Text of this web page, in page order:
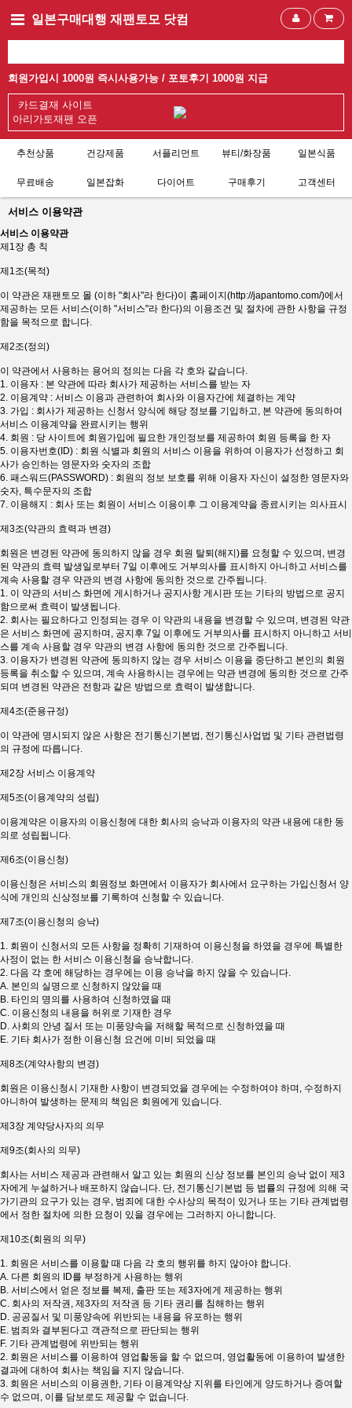
일본구매대행 재팬토모 닷컴
회원가입시 1000원 즉시사용가능 / 포토후기 1000원 지급
카드결재 사이트
아리가토재팬 오픈
추천상품 건강제품 서플리먼트 뷰티/화장품 일본식품
무료배송 일본잡화 다이어트 구매후기 고객센터
서비스 이용약관
서비스 이용약관
제1장 총 칙
제1조(목적)
이 약관은 재팬토모 몰 (이하 "회사"라 한다)이 홈페이지(http://japantomo.com/)에서
제공하는 모든 서비스(이하 "서비스"라 한다)의 이용조건 및 절차에 관한 사항을 규정
함을 목적으로 합니다.
제2조(정의)
이 약관에서 사용하는 용어의 정의는 다음 각 호와 같습니다.
1. 이용자 : 본 약관에 따라 회사가 제공하는 서비스를 받는 자
2. 이용계약 : 서비스 이용과 관련하여 회사와 이용자간에 체결하는 계약
3. 가입 : 회사가 제공하는 신청서 양식에 해당 정보를 기입하고, 본 약관에 동의하여
서비스 이용계약을 완료시키는 행위
4. 회원 : 당 사이트에 회원가입에 필요한 개인정보를 제공하여 회원 등록을 한 자
5. 이용자번호(ID) : 회원 식별과 회원의 서비스 이용을 위하여 이용자가 선정하고 회
사가 승인하는 영문자와 숫자의 조합
6. 패스워드(PASSWORD) : 회원의 정보 보호를 위해 이용자 자신이 설정한 영문자와
숫자, 특수문자의 조합
7. 이용해지 : 회사 또는 회원이 서비스 이용이후 그 이용계약을 종료시키는 의사표시
제3조(약관의 효력과 변경)
회원은 변경된 약관에 동의하지 않을 경우 회원 탈퇴(해지)를 요청할 수 있으며, 변경
된 약관의 효력 발생일로부터 7일 이후에도 거부의사를 표시하지 아니하고 서비스를
계속 사용할 경우 약관의 변경 사항에 동의한 것으로 간주됩니다.
1. 이 약관의 서비스 화면에 게시하거나 공지사항 게시판 또는 기타의 방법으로 공지
함으로써 효력이 발생됩니다.
2. 회사는 필요하다고 인정되는 경우 이 약관의 내용을 변경할 수 있으며, 변경된 약관
은 서비스 화면에 공지하며, 공지후 7일 이후에도 거부의사를 표시하지 아니하고 서비
스를 계속 사용할 경우 약관의 변경 사항에 동의한 것으로 간주됩니다.
3. 이용자가 변경된 약관에 동의하지 않는 경우 서비스 이용을 중단하고 본인의 회원
등록을 취소할 수 있으며, 계속 사용하시는 경우에는 약관 변경에 동의한 것으로 간주
되며 변경된 약관은 전항과 같은 방법으로 효력이 발생합니다.
제4조(준용규정)
이 약관에 명시되지 않은 사항은 전기통신기본법, 전기통신사업법 및 기타 관련법령
의 규정에 따릅니다.
제2장 서비스 이용계약
제5조(이용계약의 성립)
이용계약은 이용자의 이용신청에 대한 회사의 승낙과 이용자의 약관 내용에 대한 동
의로 성립됩니다.
제6조(이용신청)
이용신청은 서비스의 회원정보 화면에서 이용자가 회사에서 요구하는 가입신청서 양
식에 개인의 신상정보를 기록하여 신청할 수 있습니다.
제7조(이용신청의 승낙)
1. 회원이 신청서의 모든 사항을 정확히 기재하여 이용신청을 하였을 경우에 특별한
사정이 없는 한 서비스 이용신청을 승낙합니다.
2. 다음 각 호에 해당하는 경우에는 이용 승낙을 하지 않을 수 있습니다.
A. 본인의 실명으로 신청하지 않았을 때
B. 타인의 명의를 사용하여 신청하였을 때
C. 이용신청의 내용을 허위로 기재한 경우
D. 사회의 안녕 질서 또는 미풍양속을 저해할 목적으로 신청하였을 때
E. 기타 회사가 정한 이용신청 요건에 미비 되었을 때
제8조(계약사항의 변경)
회원은 이용신청시 기재한 사항이 변경되었을 경우에는 수정하여야 하며, 수정하지
아니하여 발생하는 문제의 책임은 회원에게 있습니다.
제3장 계약당사자의 의무
제9조(회사의 의무)
회사는 서비스 제공과 관련해서 알고 있는 회원의 신상 정보를 본인의 승낙 없이 제3
자에게 누설하거나 배포하지 않습니다. 단, 전기통신기본법 등 법률의 규정에 의해 국
가기관의 요구가 있는 경우, 범죄에 대한 수사상의 목적이 있거나 또는 기타 관계법령
에서 정한 절차에 의한 요청이 있을 경우에는 그러하지 아니합니다.
제10조(회원의 의무)
1. 회원은 서비스를 이용할 때 다음 각 호의 행위를 하지 않아야 합니다.
A. 다른 회원의 ID를 부정하게 사용하는 행위
B. 서비스에서 얻은 정보를 복제, 출판 또는 제3자에게 제공하는 행위
C. 회사의 저작권, 제3자의 저작권 등 기타 권리를 침해하는 행위
D. 공공질서 및 미풍양속에 위반되는 내용을 유포하는 행위
E. 범죄와 결부된다고 객관적으로 판단되는 행위
F. 기타 관계법령에 위반되는 행위
2. 회원은 서비스를 이용하여 영업활동을 할 수 없으며, 영업활동에 이용하여 발생한
결과에 대하여 회사는 책임을 지지 않습니다.
3. 회원은 서비스의 이용권한, 기타 이용계약상 지위를 타인에게 양도하거나 증여할
수 없으며, 이를 담보로도 제공할 수 없습니다.